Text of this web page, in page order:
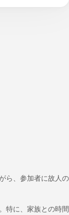
ら、参加者に故人の
特に、家族との時間